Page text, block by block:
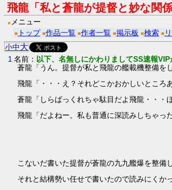
飛龍「私と蒼龍が提督と妙な関
● メニュー
■ トップ ■作品一覧 ■作者一覧 ■掲示板 ■検索 ■
小中大
1 名前： 以下、名無しにかわりましてSS速報
蒼龍「うん。提督が私と飛龍の艦載機整備を
飛龍「・・・え？それどこかおかしいところ
蒼龍「しらばっくれちゃ駄目だよ飛龍・・・
飛龍「だよねー。私も普通に深読みしちゃった
こないだ書いた提督が蒼龍の九九艦爆を整
それと結構勢い任せで書いたので読みにくか